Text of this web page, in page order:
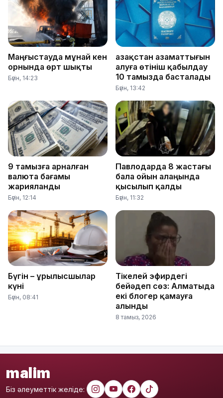
Маңғыстауда мұнай кен
орнында өрт шықты
Бүгін, 14:23
Қазақстан азаматтығын
алуға өтініш қабылдау
10 тамызда басталады
Бүгін, 13:42
9 тамызға арналған
валюта бағамы
жарияланды
Бүгін, 12:14
Павлодарда 8 жастағы
бала ойын алаңында
қысылып қалды
Бүгін, 11:32
Бүгін – Құрылысшылар
күні
Бүгін, 08:41
Тікелей эфирдегі
бейәдеп сөз: Алматыда
екі блогер қамауға
алынды
8 тамыз, 2026
malim
Біз әлеуметтік желіде: